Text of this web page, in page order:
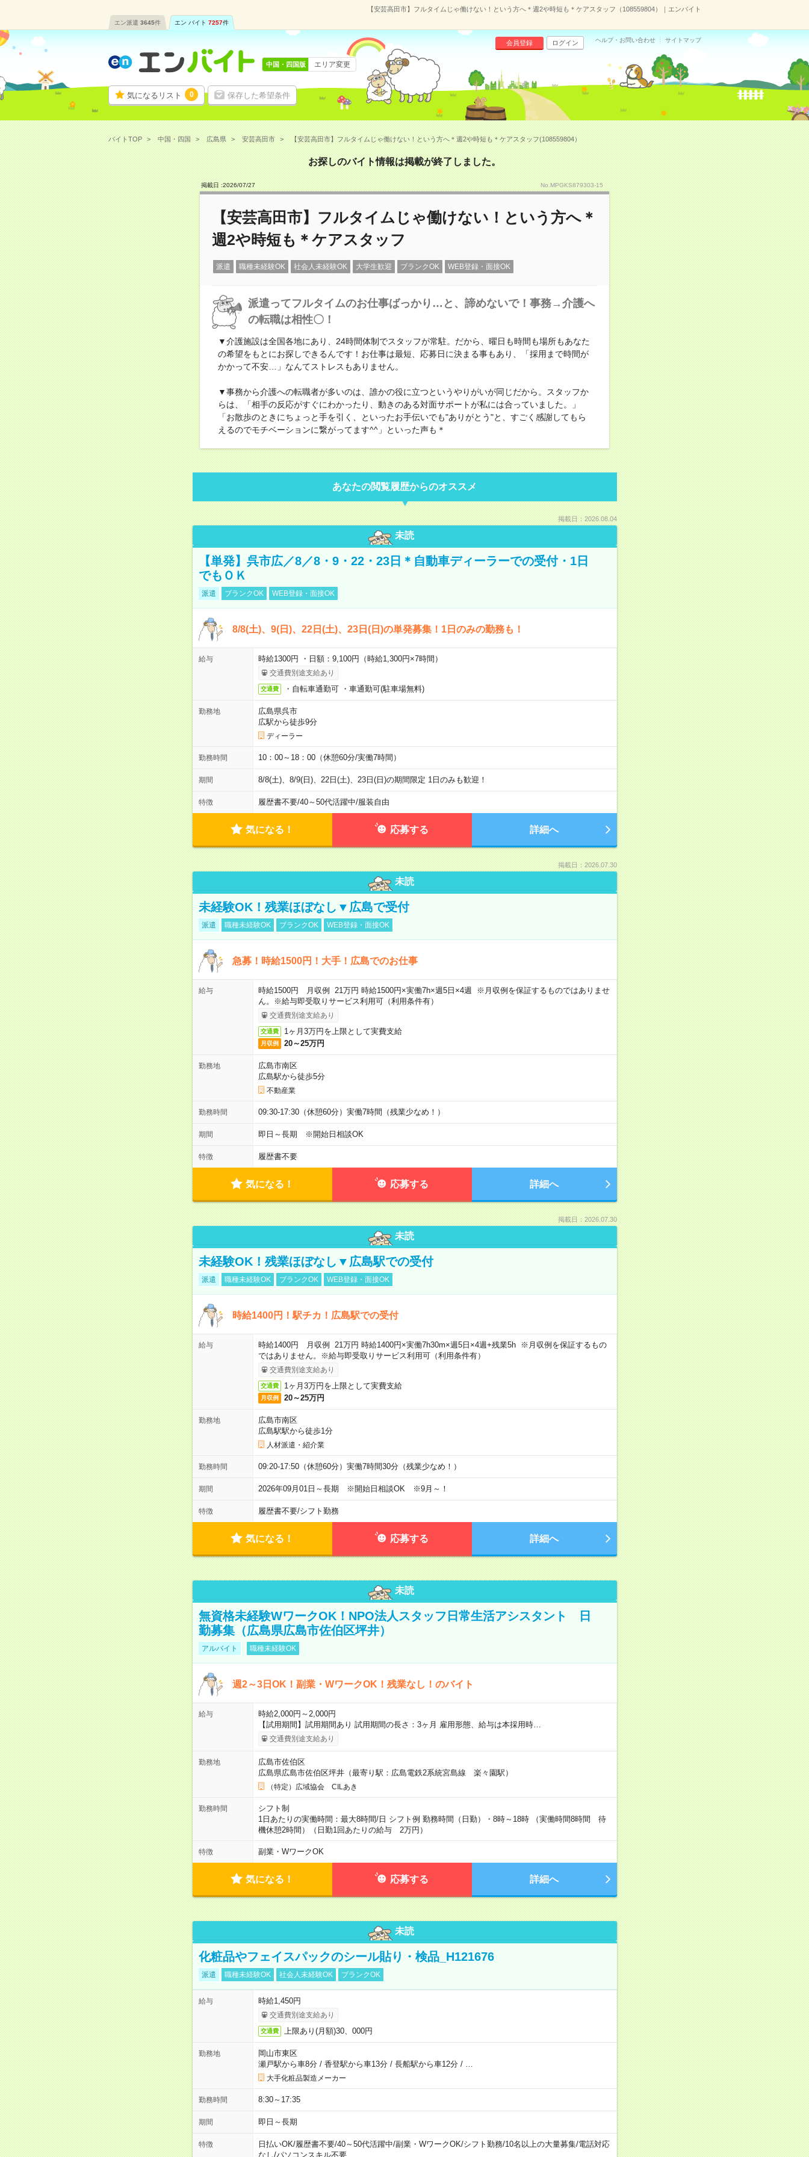
【安芸高田市】フルタイムじゃ働けない！という方へ＊週2や時短も＊ケアスタッフ（108559804）｜エンバイト
エン派遣 3645件 エン バイト 7257件
気になるリスト 0 保存した希望条件
会員登録 ログイン ヘルプ・お問い合わせ サイトマップ
中国・四国版 エリア変更
バイトTOP 中国・四国 広島県 安芸高田市 【安芸高田市】フルタイムじゃ働けない！という方へ＊週2や時短も＊ケアスタッフ(108559804）
お探しのバイト情報は掲載が終了しました。
掲載日 :2026/07/27 No.MPGKS879303-15
【安芸高田市】フルタイムじゃ働けない！という方へ＊
週2や時短も＊ケアスタッフ
派遣 職種未経験OK 社会人未経験OK 大学生歓迎 ブランクOK WEB登録・面接OK
派遣ってフルタイムのお仕事ばっかり…と、諦めないで！事務→介護へ
の転職は相性〇！
▼介護施設は全国各地にあり、24時間体制でスタッフが常駐。だから、曜日も時間も場所もあなた
の希望をもとにお探しできるんです！お仕事は最短、応募日に決まる事もあり、「採用まで時間が
かかって不安…」なんてストレスもありません。
▼事務から介護への転職者が多いのは、誰かの役に立つというやりがいが同じだから。スタッフか
らは、「相手の反応がすぐにわかったり、動きのある対面サポートが私には合っていました。」
「お散歩のときにちょっと手を引く、といったお手伝いでも"ありがとう"と、すごく感謝してもら
えるのでモチベーションに繋がってます^^」といった声も＊
あなたの閲覧履歴からのオススメ
掲載日：2026.08.04
未読
【単発】呉市広／8／8・9・22・23日＊自動車ディーラーでの受付・1日
でもＯＫ
派遣 ブランクOK WEB登録・面接OK
8/8(土)、9(日)、22日(土)、23日(日)の単発募集！1日のみの勤務も！
給与 時給1300円 ・日額：9,100円（時給1,300円×7時間）
交通費別途支給あり
交通費 ・自転車通勤可 ・車通勤可(駐車場無料)
勤務地
広島県呉市
広駅から徒歩9分
ディーラー
勤務時間 10：00～18：00（休憩60分/実働7時間）
期間 8/8(土)、8/9(日)、22日(土)、23日(日)の期間限定 1日のみも歓迎！
特徴 履歴書不要/40～50代活躍中/服装自由
気になる！ 応募する 詳細へ
掲載日：2026.07.30
未読
未経験OK！残業ほぼなし▼広島で受付
派遣 職種未経験OK ブランクOK WEB登録・面接OK
急募！時給1500円！大手！広島でのお仕事
給与
時給1500円 月収例 21万円 時給1500円×実働7h×週5日×4週 ※月収例を保証するものではありませ
ん。※給与即受取りサービス利用可（利用条件有）
交通費別途支給あり
交通費 1ヶ月3万円を上限として実費支給
月収例 20～25万円
勤務地
広島市南区
広島駅から徒歩5分
不動産業
勤務時間 09:30-17:30（休憩60分）実働7時間（残業少なめ！）
期間 即日～長期 ※開始日相談OK
特徴 履歴書不要
気になる！ 応募する 詳細へ
掲載日：2026.07.30
未読
未経験OK！残業ほぼなし▼広島駅での受付
派遣 職種未経験OK ブランクOK WEB登録・面接OK
時給1400円！駅チカ！広島駅での受付
給与
時給1400円 月収例 21万円 時給1400円×実働7h30m×週5日×4週+残業5h ※月収例を保証するもの
ではありません。※給与即受取りサービス利用可（利用条件有）
交通費別途支給あり
交通費 1ヶ月3万円を上限として実費支給
月収例 20～25万円
勤務地
広島市南区
広島駅駅から徒歩1分
人材派遣・紹介業
勤務時間 09:20-17:50（休憩60分）実働7時間30分（残業少なめ！）
期間 2026年09月01日～長期 ※開始日相談OK ※9月～！
特徴 履歴書不要/シフト勤務
気になる！ 応募する 詳細へ
未読
無資格未経験WワークOK！NPO法人スタッフ日常生活アシスタント 日
勤募集（広島県広島市佐伯区坪井）
アルバイト 職種未経験OK
週2～3日OK！副業・WワークOK！残業なし！のバイト
給与
時給2,000円～2,000円
【試用期間】試用期間あり 試用期間の長さ：3ヶ月 雇用形態、給与は本採用時…
交通費別途支給あり
勤務地
広島市佐伯区
広島県広島市佐伯区坪井（最寄り駅：広島電鉄2系統宮島線 楽々園駅）
（特定）広域協会 CILあき
勤務時間
シフト制
1日あたりの実働時間：最大8時間/日 シフト例 勤務時間（日勤）・8時～18時 （実働時間8時間 待
機休憩2時間）（日勤1回あたりの給与 2万円）
特徴 副業・WワークOK
気になる！ 応募する 詳細へ
未読
化粧品やフェイスパックのシール貼り・検品_H121676
派遣 職種未経験OK 社会人未経験OK ブランクOK
給与 時給1,450円
交通費別途支給あり
交通費 上限あり(月額)30、000円
勤務地
岡山市東区
瀬戸駅から車8分/ 香登駅から車13分/ 長船駅から車12分/
大手化粧品製造メーカー
勤務時間 8:30～17:35
期間 即日～長期
特徴 日払いOK/履歴書不要/40～50代活躍中/副業・WワークOK/シフト勤務/10名以上の大量募集/電話対応
なし/パソコンスキル不要